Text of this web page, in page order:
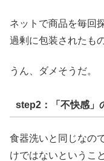
ネットで商品を毎回
過剰に包装されたも
うん、ダメそうだ。
step2：「不快感」
食器洗いと同じなの
けではないというこ